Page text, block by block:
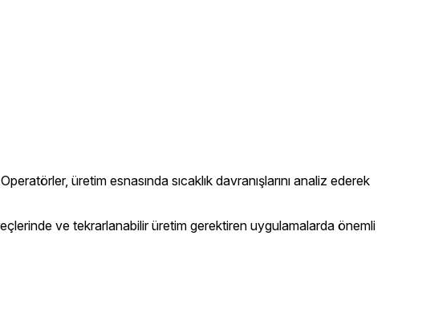
üretim esnasında sıcaklık davranışlarını analiz ederek
ve tekrarlanabilir üretim gerektiren uygulamalarda önemli